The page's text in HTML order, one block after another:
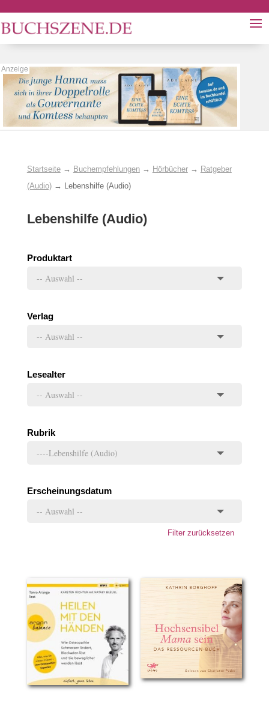
Startseite→ Buchempfehlungen→ Hörbücher→ Ratgeber
(Audio)→ Lebenshilfe (Audio)
Lebenshilfe (Audio)
Produktart
Verlag
Lesealter
Rubrik
Erscheinungsdatum
Filter zurücksetzen